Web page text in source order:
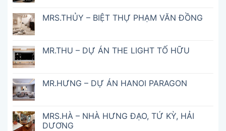
MRS.THỦY – BIỆT THỰ PHẠM VĂN ĐỒNG
MR.THU – DỰ ÁN THE LIGHT TỐ HỮU
MR.HƯNG – DỰ ÁN HANOI PARAGON
MRS.HÀ – NHÀ HƯNG ĐẠO, TỨ KỲ, HẢI
DƯƠNG